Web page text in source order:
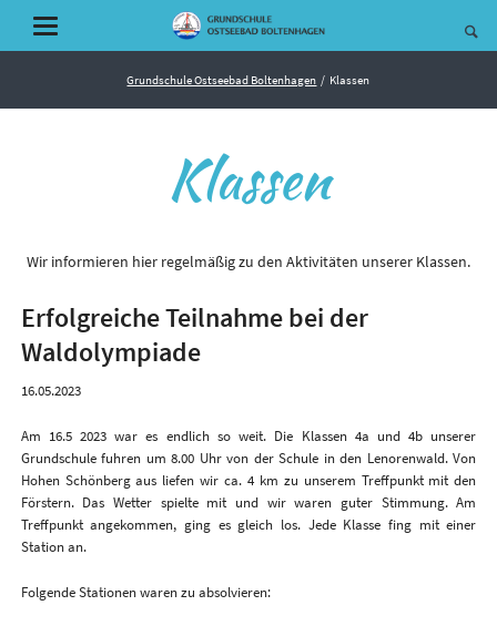
Grundschule Ostseebad Boltenhagen Klassen
Klassen
Wir informieren hier regelmäßig zu den Aktivitäten unserer Klassen.
Erfolgreiche Teilnahme bei der
Waldolympiade
16.05.2023
Am 16.5 2023 war es endlich so weit. Die Klassen 4a und 4b unserer
Grundschule fuhren um 8.00 Uhr von der Schule in den Lenorenwald. Von
Hohen Schönberg aus liefen wir ca. 4 km zu unserem Treffpunkt mit den
Förstern. Das Wetter spielte mit und wir waren guter Stimmung. Am
Treffpunkt angekommen, ging es gleich los. Jede Klasse fing mit einer
Station an.
Folgende Stationen waren zu absolvieren: